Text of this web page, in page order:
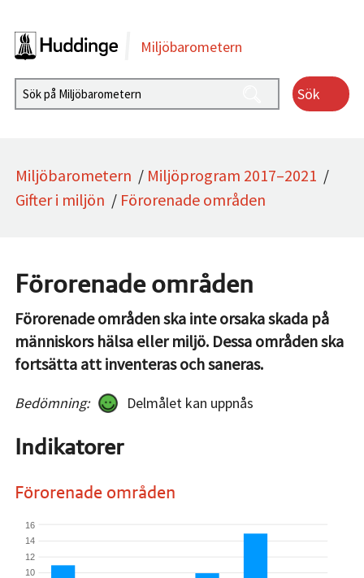
Miljöbarometern
Sök
Miljöbarometern / Miljöprogram 2017–2021 /
Gifter i miljön / Förorenade områden
Förorenade områden
Förorenade områden ska inte orsaka skada på
människors hälsa eller miljö. Dessa områden ska
fortsätta att inventeras och saneras.
Bedömning: Delmålet kan uppnås
Indikatorer
10
12
14
16
Förorenade områden